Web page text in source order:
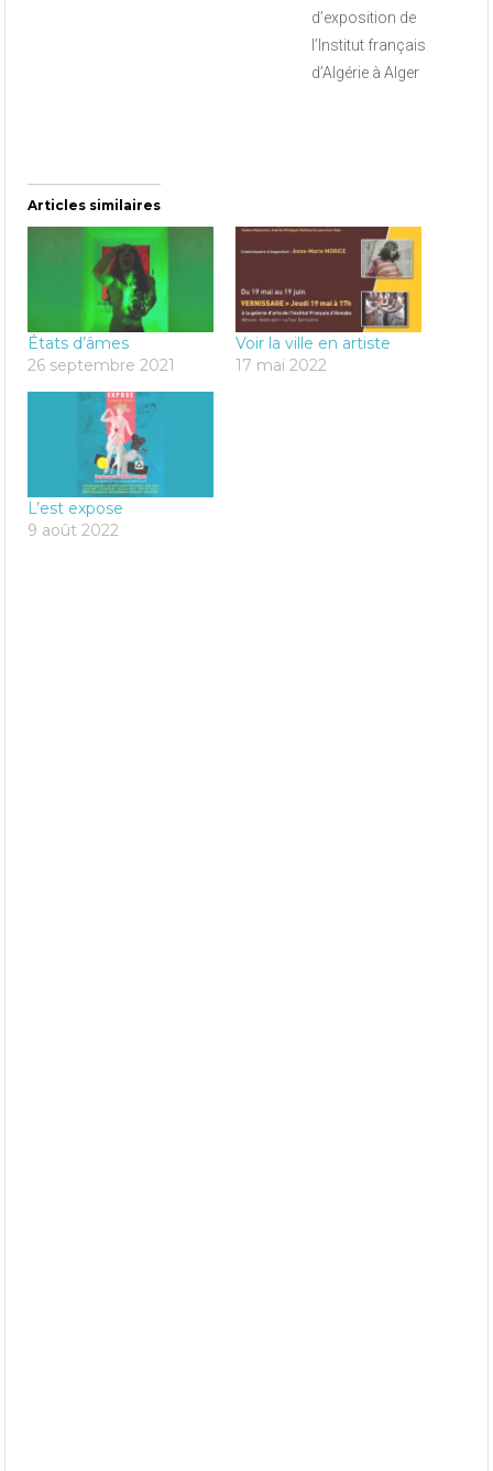
d’exposition de
l’Institut français
d’Algérie à Alger
Articles similaires
États d’âmes
26 septembre 2021
Voir la ville en artiste
17 mai 2022
L’est expose
9 août 2022